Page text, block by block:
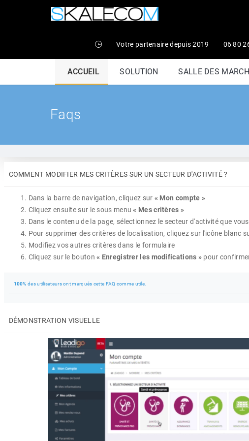
Votre partenaire depuis 2019 06 80
ACCUEIL SOLUTION SALLE DES
Faqs
COMMENT MODIFIER MES CRITÈRES SUR UN SECTEUR D'ACTIVITÉ ?
Dans la barre de navigation, cliquez sur « Mon compte »
Cliquez ensuite sur le sous menu« Mes critères »
Dans le contenu de la page, sélectionnez le secteur d'activité que
Pour supprimer des critères de localisation, cliquez sur l'icône blanc
Modifiez vos autres critères dans le formulaire
Cliquez sur le bouton« Enregistrer les modifications » pour
100% des utilisateurs ont marqués cette FAQ comme utile.
DÉMONSTRATION VISUELLE